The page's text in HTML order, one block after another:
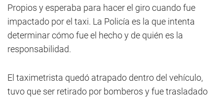
Propios y esperaba para hacer el giro cuando fue
impactado por el taxi. La Policía es la que intenta
determinar cómo fue el hecho y de quién es la
responsabilidad.
El taximetrista quedó atrapado dentro del vehículo,
tuvo que ser retirado por bomberos y fue trasladado